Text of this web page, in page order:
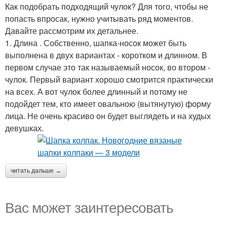
Как подобрать подходящий чулок? Для того, чтобы не
попасть впросак, нужно учитывать ряд моментов.
Давайте рассмотрим их детальнее.
1. Длина . Собственно, шапка-носок может быть
выполнена в двух вариантах - коротком и длинном. В
первом случае это так называемый носок, во втором -
чулок. Первый вариант хорошо смотрится практически
на всех. А вот чулок более длинный и потому не
подойдет тем, кто имеет овальною (вытянутую) форму
лица. Не очень красиво он будет выглядеть и на худых
девушках.
читать дальше →
Вас может заинтересовать